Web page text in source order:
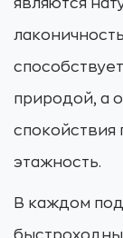
являются
природой, а
спокойствия
этажность.
В каждом